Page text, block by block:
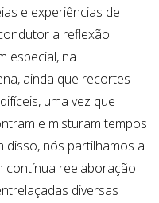
e experiências de
a reflexão
especial, na
ainda que recortes
uma vez que
e misturam tempos
disso, nós partilhamos a
contínua reelaboração
diversas